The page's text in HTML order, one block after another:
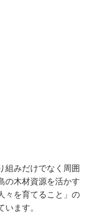
組みだけでなく周囲
の木材資源を活かす
々を育てること」の
ます。